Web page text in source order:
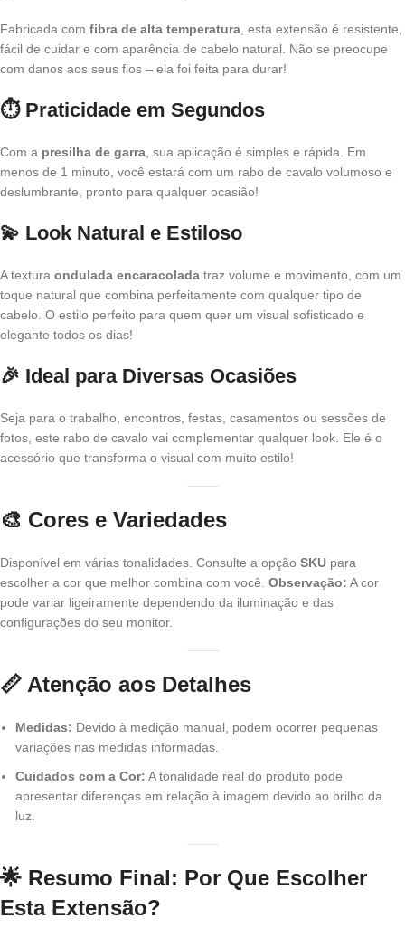
Fabricada com fibra de alta temperatura, esta extensão é resistente,
fácil de cuidar e com aparência de cabelo natural. Não se preocupe
com danos aos seus fios – ela foi feita para durar!
⏱ Praticidade em Segundos
Com a presilha de garra, sua aplicação é simples e rápida. Em
menos de 1 minuto, você estará com um rabo de cavalo volumoso e
deslumbrante, pronto para qualquer ocasião!
💫 Look Natural e Estiloso
A textura ondulada encaracolada traz volume e movimento, com um
toque natural que combina perfeitamente com qualquer tipo de
cabelo. O estilo perfeito para quem quer um visual sofisticado e
elegante todos os dias!
🎉 Ideal para Diversas Ocasiões
Seja para o trabalho, encontros, festas, casamentos ou sessões de
fotos, este rabo de cavalo vai complementar qualquer look. Ele é o
acessório que transforma o visual com muito estilo!
🎨 Cores e Variedades
Disponível em várias tonalidades. Consulte a opção SKU para
escolher a cor que melhor combina com você. Observação: A cor
pode variar ligeiramente dependendo da iluminação e das
configurações do seu monitor.
📏 Atenção aos Detalhes
Medidas: Devido à medição manual, podem ocorrer pequenas
variações nas medidas informadas.
Cuidados com a Cor: A tonalidade real do produto pode
apresentar diferenças em relação à imagem devido ao brilho da
luz.
🌟 Resumo Final: Por Que Escolher
Esta Extensão?